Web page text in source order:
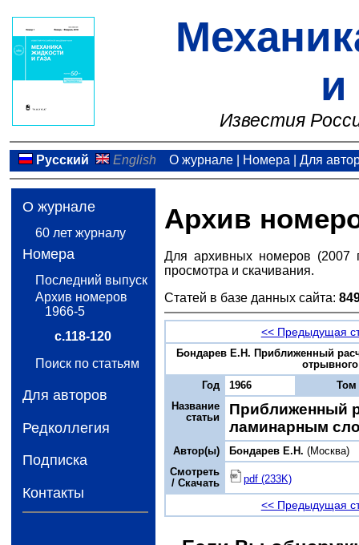
и
Известия
Русский English О журнале| Номера Для
О журнале
60 лет журналу
Номера
Последний выпуск
Архив номеров
1966-5
с.118-120
Поиск по статьям
Для авторов
Редколлегия
Подписка
Контакты
Архив
Для архивных номеров (2007
просмотра и скачивания.
Статей в базе данных сайта:
<< Предыдущая
Бондарев Е.Н. Приближенный
Год
1966
Том
Название
статьи
Приближенный
ламинарным
Автор(ы) Бондарев Е.Н. (Москва)
Смотреть
/ Скачать
pdf (233K)
<< Предыдущая